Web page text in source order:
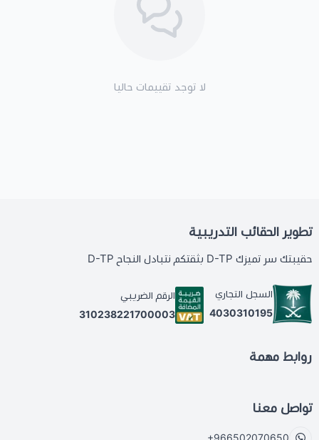
لا توجد تقييمات حاليا
تطوير الحقائب التدريبية
حقيبتك سر تميزك D-TP بثقتكم نتبادل النجاح D-TP
السجل التجاري
4030310195
الرقم الضريبي
310238221700003
روابط مهمة
تواصل معنا
+966502070650